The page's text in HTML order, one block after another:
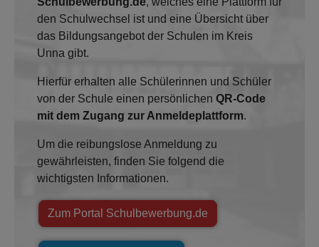
den Schulwechsel ist und eine Übersicht über
das Bildungsangebot der Schulen im Kreis
Unna gibt.
Hierfür erhalten alle Schülerinnen und Schüler
von der Schule einen persönlichen QR-Code
mit dem Zugang zur Anmeldeplattform.
Um die reibungslose Anmeldung zu
gewährleisten, finden Sie folgend die
wichtigsten Informationen.
Zum Portal Schulbewerbung.de